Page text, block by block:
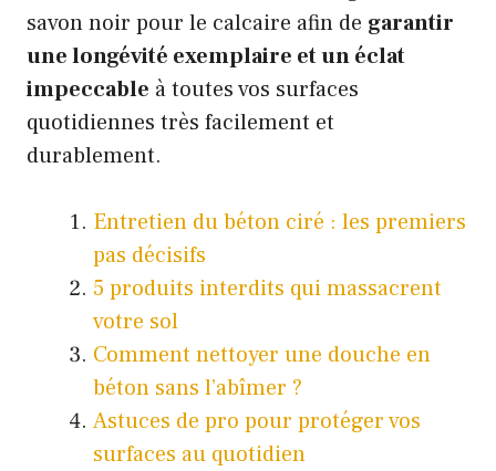
savon noir pour le calcaire afin de garantir
une longévité exemplaire et un éclat
impeccable à toutes vos surfaces
quotidiennes très facilement et
durablement.
Entretien du béton ciré : les premiers
pas décisifs
5 produits interdits qui massacrent
votre sol
Comment nettoyer une douche en
béton sans l’abîmer ?
Astuces de pro pour protéger vos
surfaces au quotidien